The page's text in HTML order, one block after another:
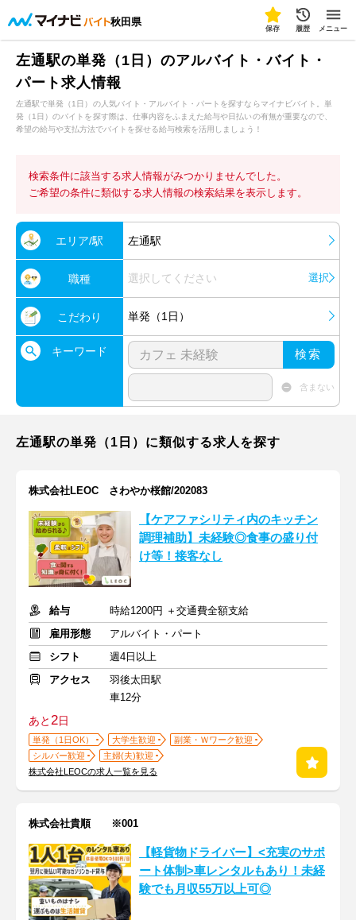
秋田県
保存 履歴 メニュー
左通駅の単発（1日）のアルバイト・バイト・
パート求人情報
左通駅で単発（1日）の人気バイト・アルバイト・パートを探すならマイナビバイト。単
発（1日）のバイトを探す際は、仕事内容をふまえた給与や日払いの有無が重要なので、
希望の給与や支払方法でバイトを探せる給与検索を活用しましょう！
検索条件に該当する求人情報がみつかりませんでした。
ご希望の条件に類似する求人情報の検索結果を表示します。
エリア/駅 左通駅
職種 選択してください 選択
こだわり 単発（1日）
キーワード 検索
含まない
左通駅の単発（1日）に類似する求人を探す
株式会社LEOC さわやか桜館/202083
【ケアファシリティ内のキッチン
調理補助】未経験◎食事の盛り付
け等！接客なし
給与
時給1200円 ＋交通費全額支給
雇用形態
アルバイト・パート
シフト
週4日以上
アクセス
羽後太田駅
車12分
あと2日
単発（1日OK） 大学生歓迎
副業・Ｗワーク歓迎
シルバー歓迎
主婦(夫)歓迎
株式会社LEOCの求人一覧を見る
株式会社貴順 ※001
【軽貨物ドライバー】<充実のサポ
ート体制>車レンタルもあり！未経
験でも月収55万以上可◎